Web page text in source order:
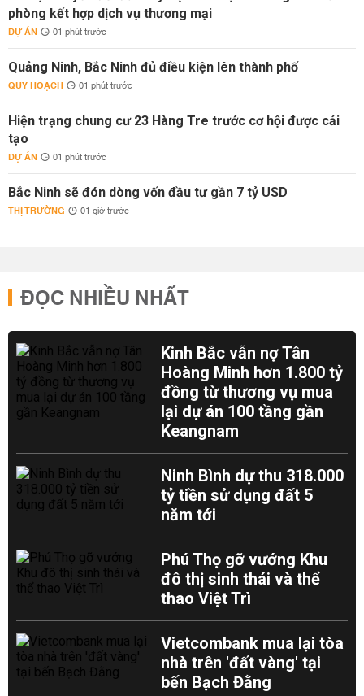
phòng kết hợp dịch vụ thương mại
DỰ ÁN 01 phút trước
Quảng Ninh, Bắc Ninh đủ điều kiện lên thành phố
QUY HOẠCH 01 phút trước
Hiện trạng chung cư 23 Hàng Tre trước cơ hội được cải
tạo
DỰ ÁN 01 phút trước
Bắc Ninh sẽ đón dòng vốn đầu tư gần 7 tỷ USD
THỊ TRƯỜNG 01 giờ trước
ĐỌC NHIỀU NHẤT
Kinh Bắc vẫn nợ Tân
Hoàng Minh hơn 1.800 tỷ
đồng từ thương vụ mua
lại dự án 100 tầng gần
Keangnam
Ninh Bình dự thu 318.000
tỷ tiền sử dụng đất 5
năm tới
Phú Thọ gỡ vướng Khu
đô thị sinh thái và thể
thao Việt Trì
Vietcombank mua lại tòa
nhà trên 'đất vàng' tại
bến Bạch Đằng